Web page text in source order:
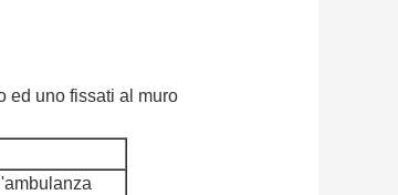
ed uno fissati al muro